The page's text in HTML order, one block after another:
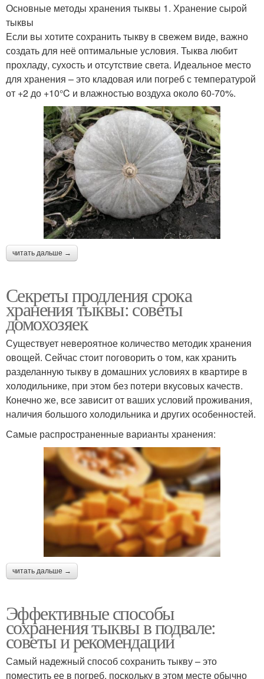
Основные методы хранения тыквы 1. Хранение сырой
тыквы
Если вы хотите сохранить тыкву в свежем виде, важно
создать для неё оптимальные условия. Тыква любит
прохладу, сухость и отсутствие света. Идеальное место
для хранения – это кладовая или погреб с температурой
от +2 до +10°C и влажностью воздуха около 60-70%.
читать дальше →
Секреты продления срока
хранения тыквы: советы
домохозяек
Существует невероятное количество методик хранения
овощей. Сейчас стоит поговорить о том, как хранить
разделанную тыкву в домашних условиях в квартире в
холодильнике, при этом без потери вкусовых качеств.
Конечно же, все зависит от ваших условий проживания,
наличия большого холодильника и других особенностей.
Самые распространенные варианты хранения:
читать дальше →
Эффективные способы
сохранения тыквы в подвале:
советы и рекомендации
Самый надежный способ сохранить тыкву – это
поместить ее в погреб, поскольку в этом месте обычно